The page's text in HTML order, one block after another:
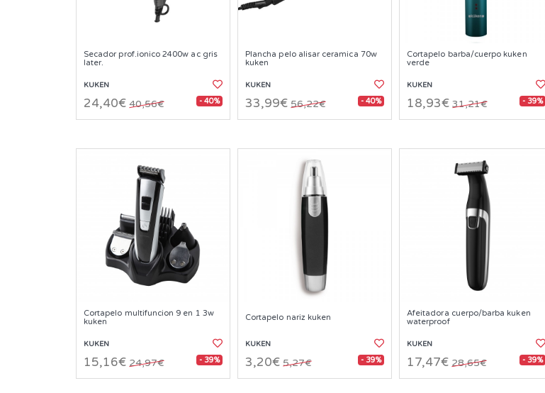
Secador prof.ionico 2400w ac gris
later.
KUKEN
24,40€ 40,56€ - 40%
Plancha pelo alisar ceramica 70w
kuken
KUKEN
33,99€ 56,22€ - 40%
Cortapelo barba/cuerpo kuken
verde
KUKEN
18,93€ 31,21€ - 39%
Cortapelo multifuncion 9 en 1 3w
kuken
KUKEN
15,16€ 24,97€ - 39%
Cortapelo nariz kuken
KUKEN
3,20€ 5,27€ - 39%
Afeitadora cuerpo/barba kuken
waterproof
KUKEN
17,47€ 28,65€ - 39%